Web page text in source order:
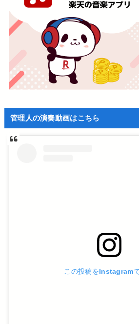
管理人の演奏動画はこちら
この投稿をInstagram